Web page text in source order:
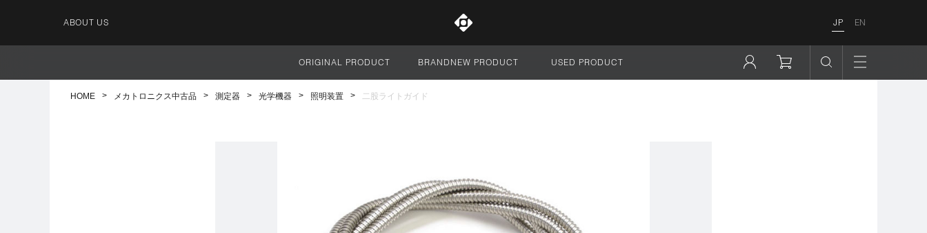
ABOUT US JP EN
サイト全体
ORIGINAL PRODUCT BRANDNEW PRODUCT USED PRODUCT
HOME メカトロニクス中古品 測定器 光学機器 照明装置 二股ライトガイド